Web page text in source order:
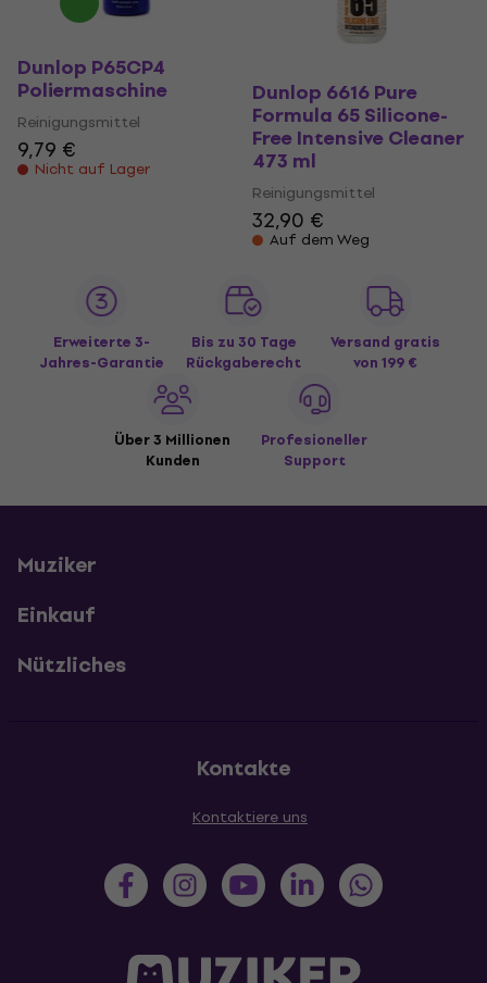
Dunlop P65CP4
Poliermaschine
Reinigungsmittel
9,79 €
Nicht auf Lager
Dunlop 6616 Pure
Formula 65 Silicone-
Free Intensive Cleaner
473 ml
Reinigungsmittel
32,90 €
Auf dem Weg
Erweiterte 3-
Jahres-Garantie
Bis zu 30 Tage
Rückgaberecht
Versand gratis
von 199 €
Über 3 Millionen
Kunden
Profesioneller
Support
Muziker
Einkauf
Nützliches
Kontakte
Kontaktiere uns